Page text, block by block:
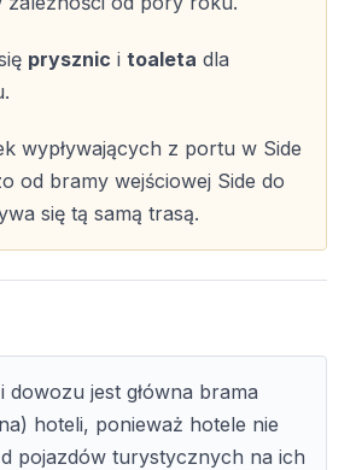
Prywatną Wycieczkę
dla Twojej grupy
atmosfera
trasa
trasy i postojów
par i grup przyjaciół
okazje i celebracje
prysznic i toaleta dla
wypływających z portu w Side
od bramy wejściowej Side do
się tą samą trasą.
jest główna brama
hoteli, ponieważ hotele nie
pojazdów turystycznych na ich